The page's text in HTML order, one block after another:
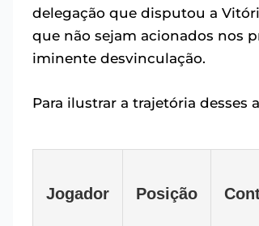
delegação que disputou a
que não sejam acionados nos
iminente desvinculação.
Para ilustrar a trajetória desses
Jogador Posição